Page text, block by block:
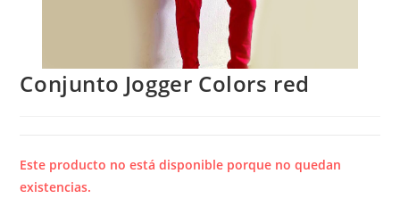
Conjunto Jogger Colors red
Este producto no está disponible porque no quedan
existencias.